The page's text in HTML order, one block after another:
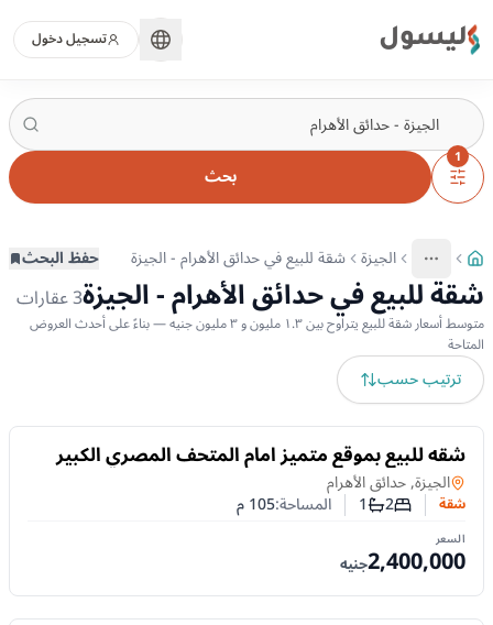
ليسول تسجيل دخول
1
بحث
More
عرض المزيد من المسارات
الجيزة شقة للبيع في حدائق الأهرام - الجيزة حفظ البحث
شقة للبيع في حدائق الأهرام - الجيزة3عقارات
متوسط أسعار شقة للبيع يتراوح بين ١.٣ مليون و ٣ مليون جنيه — بناءً على أحدث العروض
المتاحة
ترتيب حسب
للبيع
شقه للبيع بموقع متميز امام المتحف المصري الكبير
شقةفي
الجيزة, حدائق الأهرام
شقة عدد غرف النوم
2عدد الحمامات
1 المساحة:105م
السعر
2,400,000جنيه